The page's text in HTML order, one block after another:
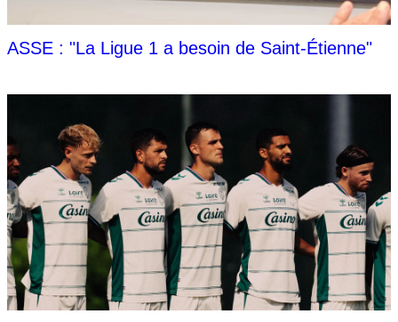
ASSE : "La Ligue 1 a besoin de Saint-Étienne"